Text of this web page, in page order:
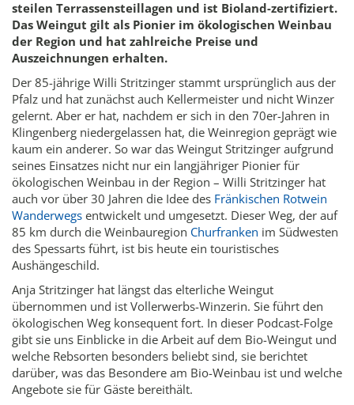
steilen Terrassensteillagen und ist Bioland-zertifiziert.
Das Weingut gilt als Pionier im ökologischen Weinbau
der Region und hat zahlreiche Preise und
Auszeichnungen erhalten.
Der 85-jährige Willi Stritzinger stammt ursprünglich aus der
Pfalz und hat zunächst auch Kellermeister und nicht Winzer
gelernt. Aber er hat, nachdem er sich in den 70er-Jahren in
Klingenberg niedergelassen hat, die Weinregion geprägt wie
kaum ein anderer. So war das Weingut Stritzinger aufgrund
seines Einsatzes nicht nur ein langjähriger Pionier für
ökologischen Weinbau in der Region – Willi Stritzinger hat
auch vor über 30 Jahren die Idee des Fränkischen Rotwein
Wanderwegs entwickelt und umgesetzt. Dieser Weg, der auf
85 km durch die Weinbauregion Churfranken im Südwesten
des Spessarts führt, ist bis heute ein touristisches
Aushängeschild.
Anja Stritzinger hat längst das elterliche Weingut
übernommen und ist Vollerwerbs-Winzerin. Sie führt den
ökologischen Weg konsequent fort. In dieser Podcast-Folge
gibt sie uns Einblicke in die Arbeit auf dem Bio-Weingut und
welche Rebsorten besonders beliebt sind, sie berichtet
darüber, was das Besondere am Bio-Weinbau ist und welche
Angebote sie für Gäste bereithält.